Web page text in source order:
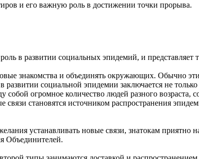
и его важную роль в достижении точки прорыва.
в развитии социальных эпидемий, и представляет
знакомства и объединять окружающих. Обычно
социальной эпидемии заключается не только
огромное количество людей разного возраста,
становятся источником распространения
устанавливать новые связи, знатокам приятно
Объединителей.